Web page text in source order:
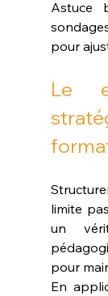
Astuce
pour
Le
limite
un
pour
En